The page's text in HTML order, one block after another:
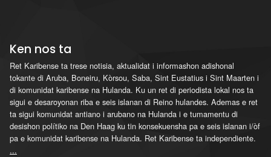
Ken nos ta
Ret Karibense ta trese notisia, aktualidat i informashon adishonal
tokante di Aruba, Boneiru, Kòrsou, Saba, Sint Eustatius i Sint Maarten i
di komunidat karibense na Hulanda. Ku un ret di periodista lokal nos ta
sigui e desaroyonan riba e seis islanan di Reino hulandes. Ademas e ret
ta sigui komunidat antiano i arubano na Hulanda i e tumamentu di
desishon polítiko na Den Haag ku tin konsekuensha pa e seis islanan i/òf
pa e komunidat karibense na Hulanda. Ret Karibense ta independiente.
...